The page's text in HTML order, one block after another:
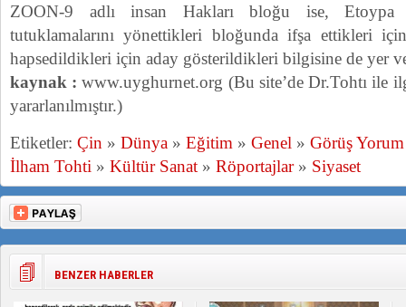
ZOON-9 adlı insan Hakları bloğu ise, Etoypa
tutuklamalarını yönettikleri bloğunda ifşa ettikleri
hapsedildikleri için aday gösterildikleri bilgisine de yer
kaynak : www.uyghurnet.org (Bu site’de Dr.Tohtı ile
yararlanılmıştır.)
Etiketler: Çin » Dünya » Eğitim » Genel » Görüş Yorum
İlham Tohti » Kültür Sanat » Röportajlar» Siyaset
BENZER HABERLER